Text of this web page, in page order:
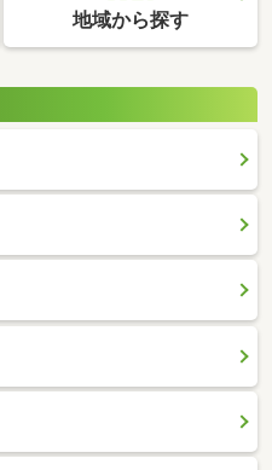
地域から探す